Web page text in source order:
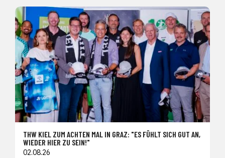
THW KIEL ZUM ACHTEN MAL IN GRAZ: "ES FÜHLT SICH GUT AN,
WIEDER HIER ZU SEIN!"
02.08.26